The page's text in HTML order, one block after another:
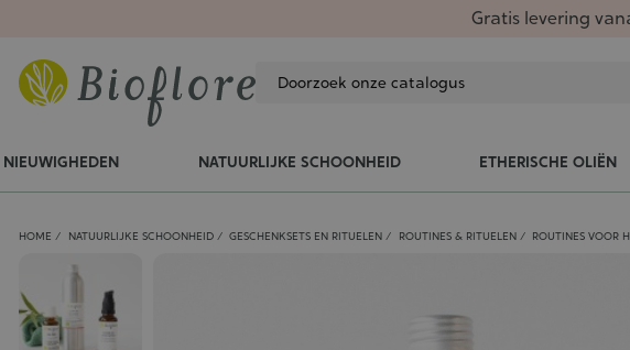
Gratis levering
NIEUWIGHEDEN NATUURLIJKE SCHOONHEID ETHERISCHE OLIËN
HOME NATUURLIJKE SCHOONHEID GESCHENKSETS EN RITUELEN ROUTINES & RITUELEN ROUTINES VOOR